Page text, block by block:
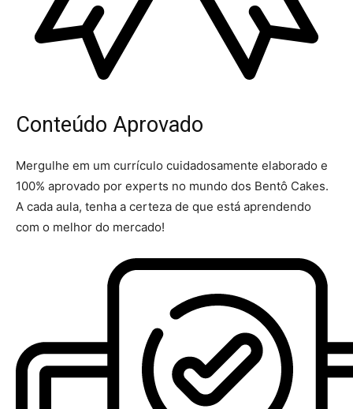
Conteúdo Aprovado
Mergulhe em um currículo cuidadosamente elaborado e
100% aprovado por experts no mundo dos Bentô Cakes.
A cada aula, tenha a certeza de que está aprendendo
com o melhor do mercado!